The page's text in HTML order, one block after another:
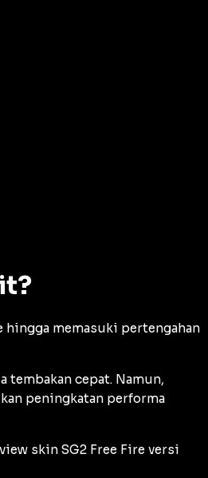
memasuki pertengahan
tembakan cepat. Namun,
peningkatan performa
skin SG2 Free Fire versi